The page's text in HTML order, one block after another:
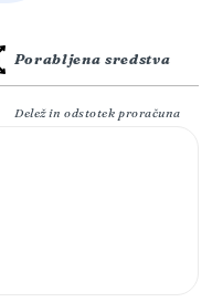
Porabljena sredstva
Delež in odstotek proračuna